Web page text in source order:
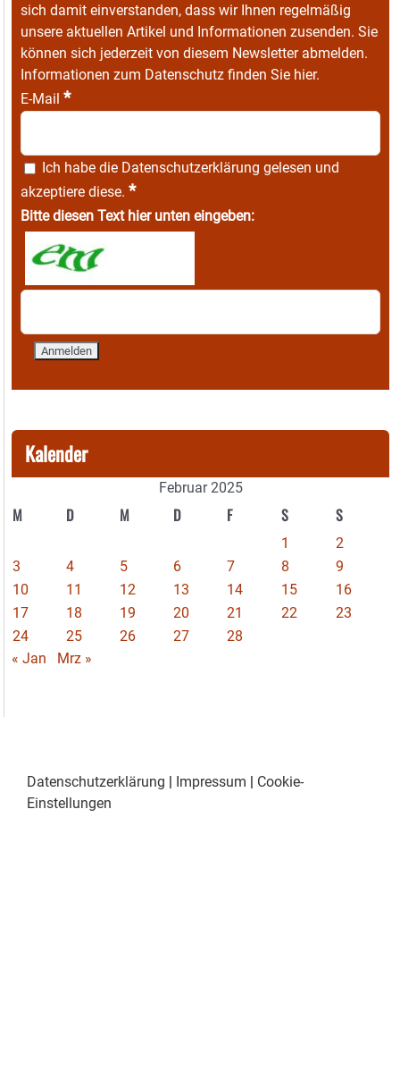
sich damit einverstanden, dass wir Ihnen regelmäßig
unsere aktuellen Artikel und Informationen zusenden. Sie
können sich jederzeit von diesem Newsletter abmelden.
Informationen zum Datenschutz finden Sie hier.
E-Mail *
Ich habe die Datenschutzerklärung gelesen und
akzeptiere diese. *
Bitte diesen Text hier unten eingeben:
Kalender
Februar 2025
M D M D F S S
1
2
3
4 5 6 7 8
9
10
11 12 13 14 15
16
17
18 19 20 21 22
23
24
25 26 27
28
« Jan
Mrz »
Datenschutzerklärung | Impressum | Cookie-
Einstellungen